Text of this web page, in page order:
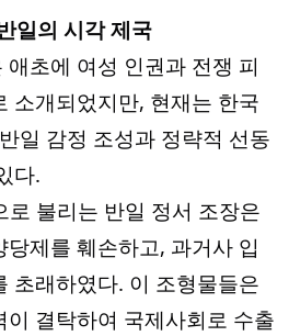
일의 시각 제국
초에 여성 인권과 전쟁 피
소개되었지만, 현재는 한국
일 감정 조성과 정략적 선동
다.
로 불리는 반일 정서 조장은
제를 훼손하고, 과거사 입
초래하였다. 이 조형물들은
결탁하여 국제사회로 수출